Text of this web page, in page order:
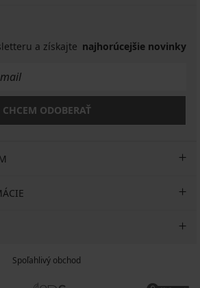
a získajte najhorúcejšie novinky
CHCEM ODOBERAŤ
Spoľahlivý obchod